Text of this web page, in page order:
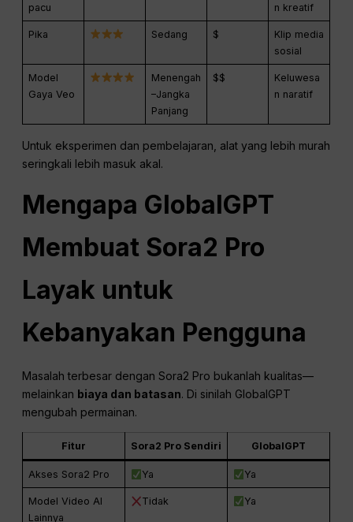
pacu
n kreatif
Pika Sedang $
Klip media
sosial
Model
Gaya Veo
Menengah
–Jangka
Panjang
$$
Keluwesa
n naratif
Untuk eksperimen dan pembelajaran, alat yang lebih murah
seringkali lebih masuk akal.
Mengapa GlobalGPT
Membuat Sora2 Pro
Layak untuk
Kebanyakan Pengguna
Masalah terbesar dengan Sora2 Pro bukanlah kualitas—
melainkan biaya dan batasan. Di sinilah GlobalGPT
mengubah permainan.
Fitur Sora2 Pro Sendiri GlobalGPT
Akses Sora2 Pro Ya Ya
Model Video AI
Lainnya
Tidak Ya